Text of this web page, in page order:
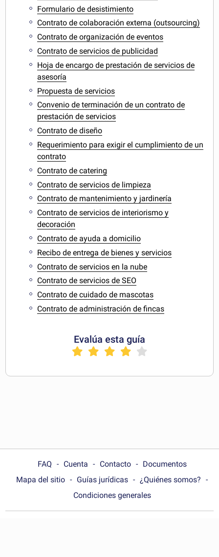
Formulario de desistimiento
Contrato de colaboración externa (outsourcing)
Contrato de organización de eventos
Contrato de servicios de publicidad
Hoja de encargo de prestación de servicios de
asesoría
Propuesta de servicios
Convenio de terminación de un contrato de
prestación de servicios
Contrato de diseño
Requerimiento para exigir el cumplimiento de un
contrato
Contrato de catering
Contrato de servicios de limpieza
Contrato de mantenimiento y jardinería
Contrato de servicios de interiorismo y
decoración
Contrato de ayuda a domicilio
Recibo de entrega de bienes y servicios
Contrato de servicios en la nube
Contrato de servicios de SEO
Contrato de cuidado de mascotas
Contrato de administración de fincas
Evalúa esta guía
FAQ Cuenta Contacto
Documentos
Mapa del sitio
Guías jurídicas
¿Quiénes somos?
Condiciones generales